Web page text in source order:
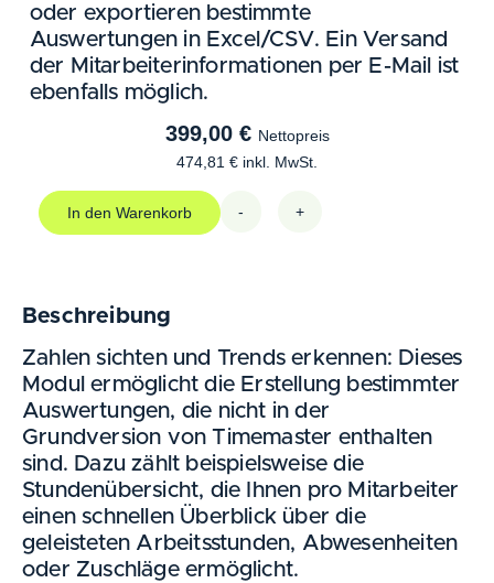
oder exportieren bestimmte
Auswertungen in Excel/CSV. Ein Versand
der Mitarbeiterinformationen per E-Mail ist
ebenfalls möglich.
399,00 € Nettopreis
474,81 € inkl. MwSt.
- +
In den Warenkorb
Beschreibung
Zahlen sichten und Trends erkennen: Dieses
Modul ermöglicht die Erstellung bestimmter
Auswertungen, die nicht in der
Grundversion von Timemaster enthalten
sind. Dazu zählt beispielsweise die
Stundenübersicht, die Ihnen pro Mitarbeiter
einen schnellen Überblick über die
geleisteten Arbeitsstunden, Abwesenheiten
oder Zuschläge ermöglicht.